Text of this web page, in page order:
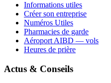
Informations utiles
Créer son entreprise
Numéros Utiles
Pharmacies de garde
Aéroport AIBD — vols
Heures de prière
Actus & Conseils